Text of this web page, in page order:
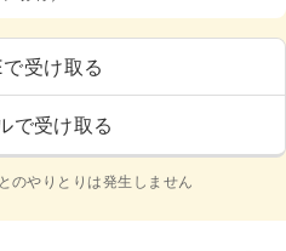
受け取る
で受け取る
のやりとりは発生しません